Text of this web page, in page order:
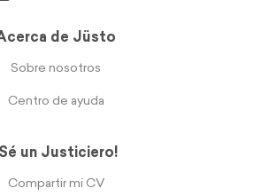
de Jüsto
Sobre nosotros
Centro de ayuda
un Justiciero!
Compartir mi CV